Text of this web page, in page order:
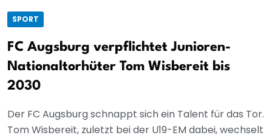
SPORT
FC Augsburg verpflichtet Junioren-
Nationaltorhüter Tom Wisbereit bis
2030
Der FC Augsburg schnappt sich ein Talent für das Tor.
Tom Wisbereit, zuletzt bei der U19-EM dabei, wechselt